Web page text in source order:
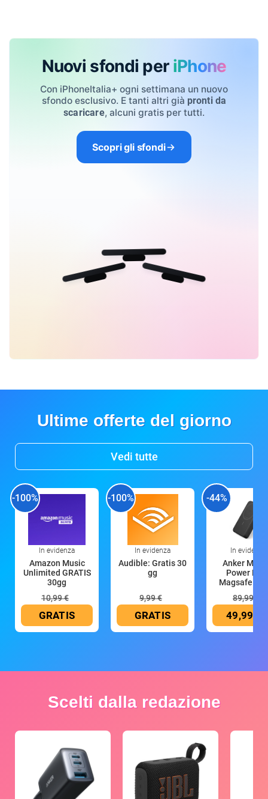
Nuovi sfondi per iPhone
Con iPhoneItalia+ ogni settimana un nuovo
sfondo esclusivo. E tanti altri già pronti da
scaricare, alcuni gratis per tutti.
Scopri gli sfondi
Ultime offerte del giorno
Vedi tutte
-100%
In evidenza
Amazon Music
Unlimited GRATIS
30gg
10,99 €
GRATIS
-100%
In evidenza
Audible: Gratis 30
gg
9,99 €
GRATIS
-44%
In evidenza
Anker
Power
Magsafe
89,99 €
49,99 €
Scelti dalla redazione